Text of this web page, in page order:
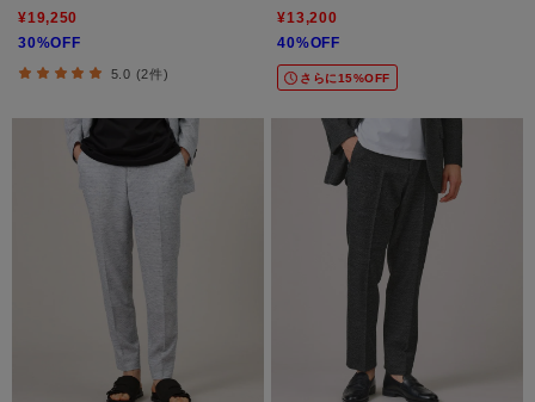
¥19,250
30%OFF
5.0 (2件)
¥13,200
40%OFF
さらに15%OFF